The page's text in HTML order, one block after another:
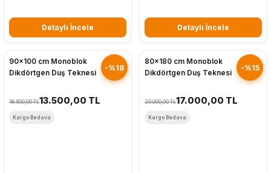
Detaylı İncele Detaylı İncele
-%18
90x100 cm Monoblok
Dikdörtgen Duş Teknesi
16.500,00 TL13.500,00 TL
Kargo Bedava
-%15
80x180 cm Monoblok
Dikdörtgen Duş Teknesi
20.000,00 TL17.000,00 TL
Kargo Bedava